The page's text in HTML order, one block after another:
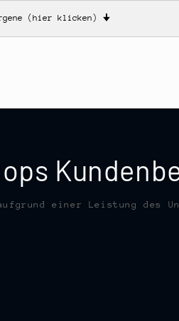
(hier klicken) 🠋
einer Leistung des